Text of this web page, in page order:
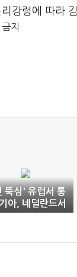
강령에 따라
지
뚝심' 유럽서 통
아, 네덜란드서
1위